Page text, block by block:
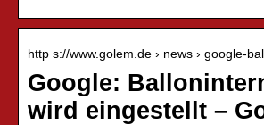
http s://www.golem.de › news › google-
Google:
wird eingestellt –